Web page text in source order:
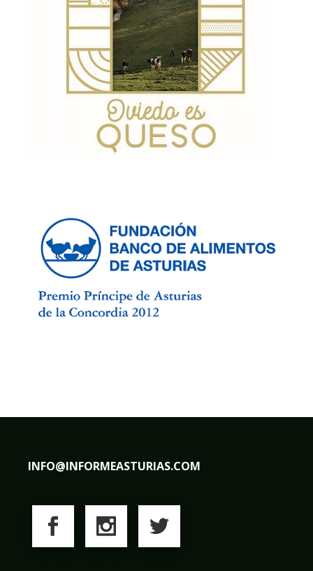
INFO@INFORMEASTURIAS.COM